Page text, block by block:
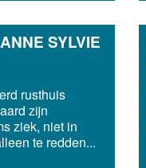
SYLVIE
rusthuis
zijn
ziek, niet in
te redden...